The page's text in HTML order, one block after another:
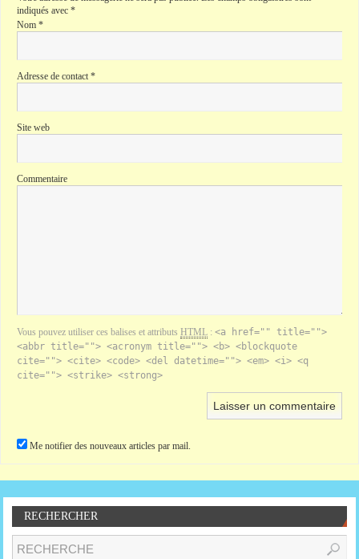
indiqués avec *
Nom *
Adresse de contact *
Site web
Commentaire
Vous pouvez utiliser ces balises et attributs HTML : <a href="" title="">
<abbr title=""> <acronym title=""> <b> <blockquote
cite=""> <cite> <code> <del datetime=""> <em> <i> <q
cite=""> <strike> <strong>
Me notifier des nouveaux articles par mail.
RECHERCHER